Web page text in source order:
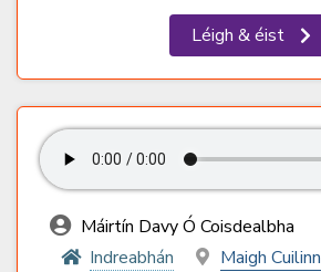
Léigh & éist
Máirtín Davy Ó Coisdealbha
Indreabhán
Maigh Cuilinn